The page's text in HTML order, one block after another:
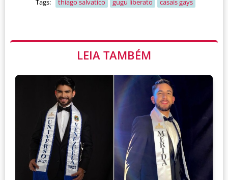
Tags: thiago salvatico gugu liberato casais gays
LEIA TAMBÉM